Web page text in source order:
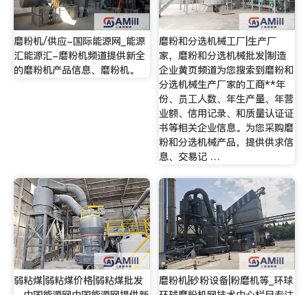
磨粉机/供应-国际能源网_能源
汇能源汇-磨粉机频道提供新全
的磨粉机产品信息、磨粉机。
磨粉和分选机械工厂|生产厂
家，磨粉和分选机械批发|制造
企业黄页频道为您搜索到磨粉和
分选机械生产厂家的工商**年
份、员工人数、年生产量、年营
业额、信用记录、和质量认证证
书等相关企业信息。为您采购磨
粉和分选机械产品，提供供求信
息、交易记 …
弱粘煤|弱粘煤价格|弱粘煤批发
磨粉机|砂粉设备|粉磨机等_环球